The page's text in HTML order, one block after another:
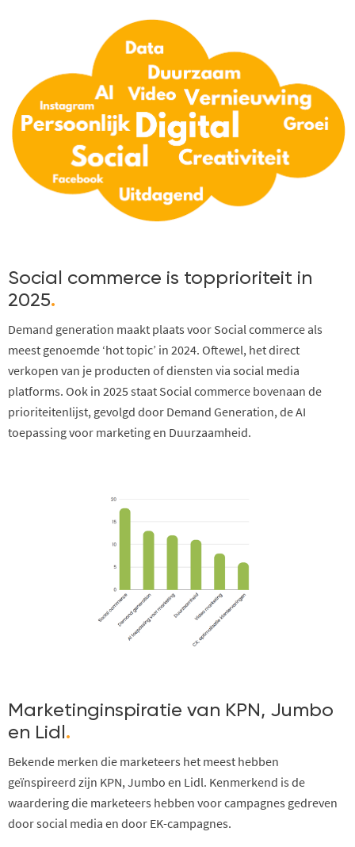
Social commerce is topprioriteit in
2025.
Demand generation maakt plaats voor Social commerce als
meest genoemde ‘hot topic’ in 2024. Oftewel, het direct
verkopen van je producten of diensten via social media
platforms. Ook in 2025 staat Social commerce bovenaan de
prioriteitenlijst, gevolgd door Demand Generation, de AI
toepassing voor marketing en Duurzaamheid.
Marketinginspiratie van KPN, Jumbo
en Lidl .
Bekende merken die marketeers het meest hebben
geïnspireerd zijn KPN, Jumbo en Lidl. Kenmerkend is de
waardering die marketeers hebben voor campagnes gedreven
door social media en door EK-campagnes.